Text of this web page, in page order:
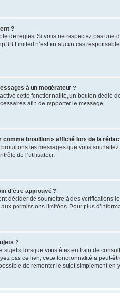
?
de règles. Si vous ne respectez pas une
Limited n’est en aucun cas
à un modérateur ?
cette fonctionnalité, un bouton dédié
afin de rapporter le message.
brouillon » affiché lors de la
brouillons les messages que vous
de l’utilisateur.
d’être approuvé ?
décider de soumettre à des vérifications
permissions limitées. Pour plus
?
sujet » lorsque vous êtes en train de
pas ce lien, cette fonctionnalité a peut-
de remonter le sujet simplement